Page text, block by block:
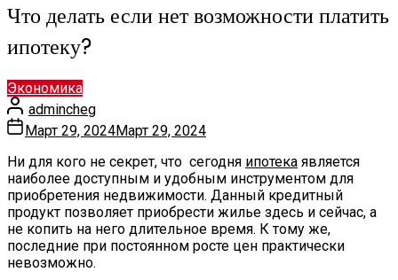
Что делать если нет возможности платить
ипотеку?
Экономика
admincheg
Март 29, 2024Март 29, 2024
Ни для кого не секрет, что сегодня ипотека является
наиболее доступным и удобным инструментом для
приобретения недвижимости. Данный кредитный
продукт позволяет приобрести жилье здесь и сейчас, а
не копить на него длительное время. К тому же,
последние при постоянном росте цен практически
невозможно.